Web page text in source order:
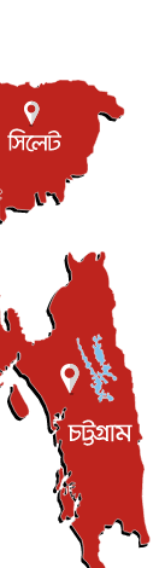
মালিক
৬ আগস্ট, ২০২৬
মত বিনিময়
৫ আগস্ট, ২০২৬
৫ আগস্ট, ২০২৬
কর্মসূচি
৫ আগস্ট, ২০২৬
সফল :
৫ আগস্ট, ২০২৬
সম্পর্ক ছিল : নাসির
৫ আগস্ট, ২০২৬
আজ : মার্কিন অর্থমন...
৫ আগস্ট, ২০২৬